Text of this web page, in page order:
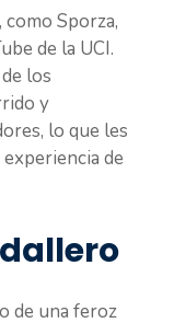
Sporza,
de la UCI.
los
y
lo que les
de
de una feroz